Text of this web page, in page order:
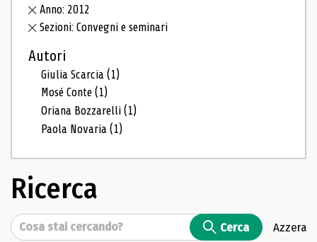
Anno: 2012
Sezioni: Convegni e seminari
Autori
Giulia Scarcia(1)
Mosé Conte(1)
Oriana Bozzarelli(1)
Paola Novaria(1)
Ricerca
Cerca Cerca Azzera